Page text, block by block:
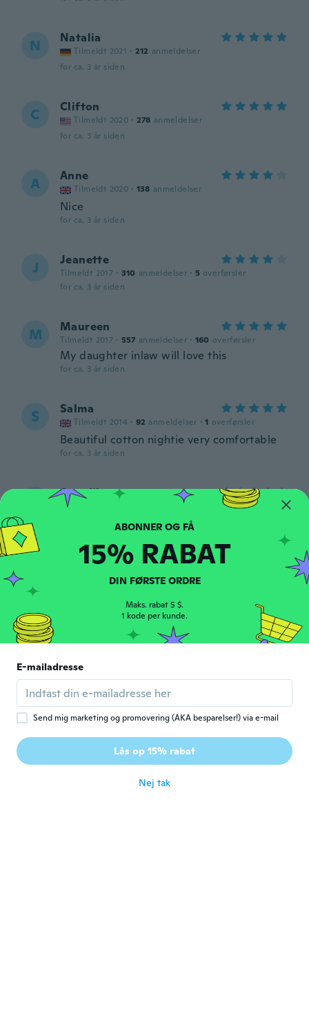
N Natalia
Tilmeldt 2021 · 212 anmeldelser
for ca. 3 år siden
C Clifton
Tilmeldt 2020 · 278 anmeldelser
for ca. 3 år siden
A Anne
Tilmeldt 2020 · 138 anmeldelser
Nice
for ca. 3 år siden
J Jeanette
Tilmeldt 2017 · 310 anmeldelser · 5 overførsler
for ca. 3 år siden
M Maureen
Tilmeldt 2017 · 557 anmeldelser · 160 overførsler
My daughter inlaw will love this
for ca. 3 år siden
S Salma
Tilmeldt 2014 · 92 anmeldelser · 1 overførsler
Beautiful cotton nightie very comfortable
for ca. 3 år siden
Angelika
anmeldelser overførsler
Sehr gute Qualität
S
Nik
Ist wie abgebildet wunder schön vielen
Dank
for ca. 3 år siden
Julie
Tilmeldt 2015 · 39 anmeldelser
15% RABAT
DIN FØRSTE ORDRE
Maks. rabat 5 $.
1 kode per kunde.
E-mailadresse
Send mig marketing og promovering (AKA besparelser!) via e-mail
Lås op 15% rabat
Nej tak